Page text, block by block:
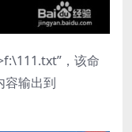
，该命
容输出到